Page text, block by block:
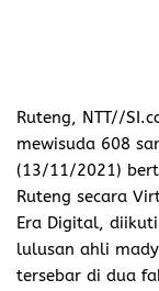
Ruteng, NTT//
mewisuda 608
(13/11/2021)
Ruteng secara
Era Digital,
lulusan ahli
tersebar di dua